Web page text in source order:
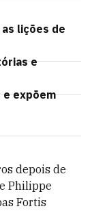
as lições de
e
e expõem
depois de
Philippe
Fortis